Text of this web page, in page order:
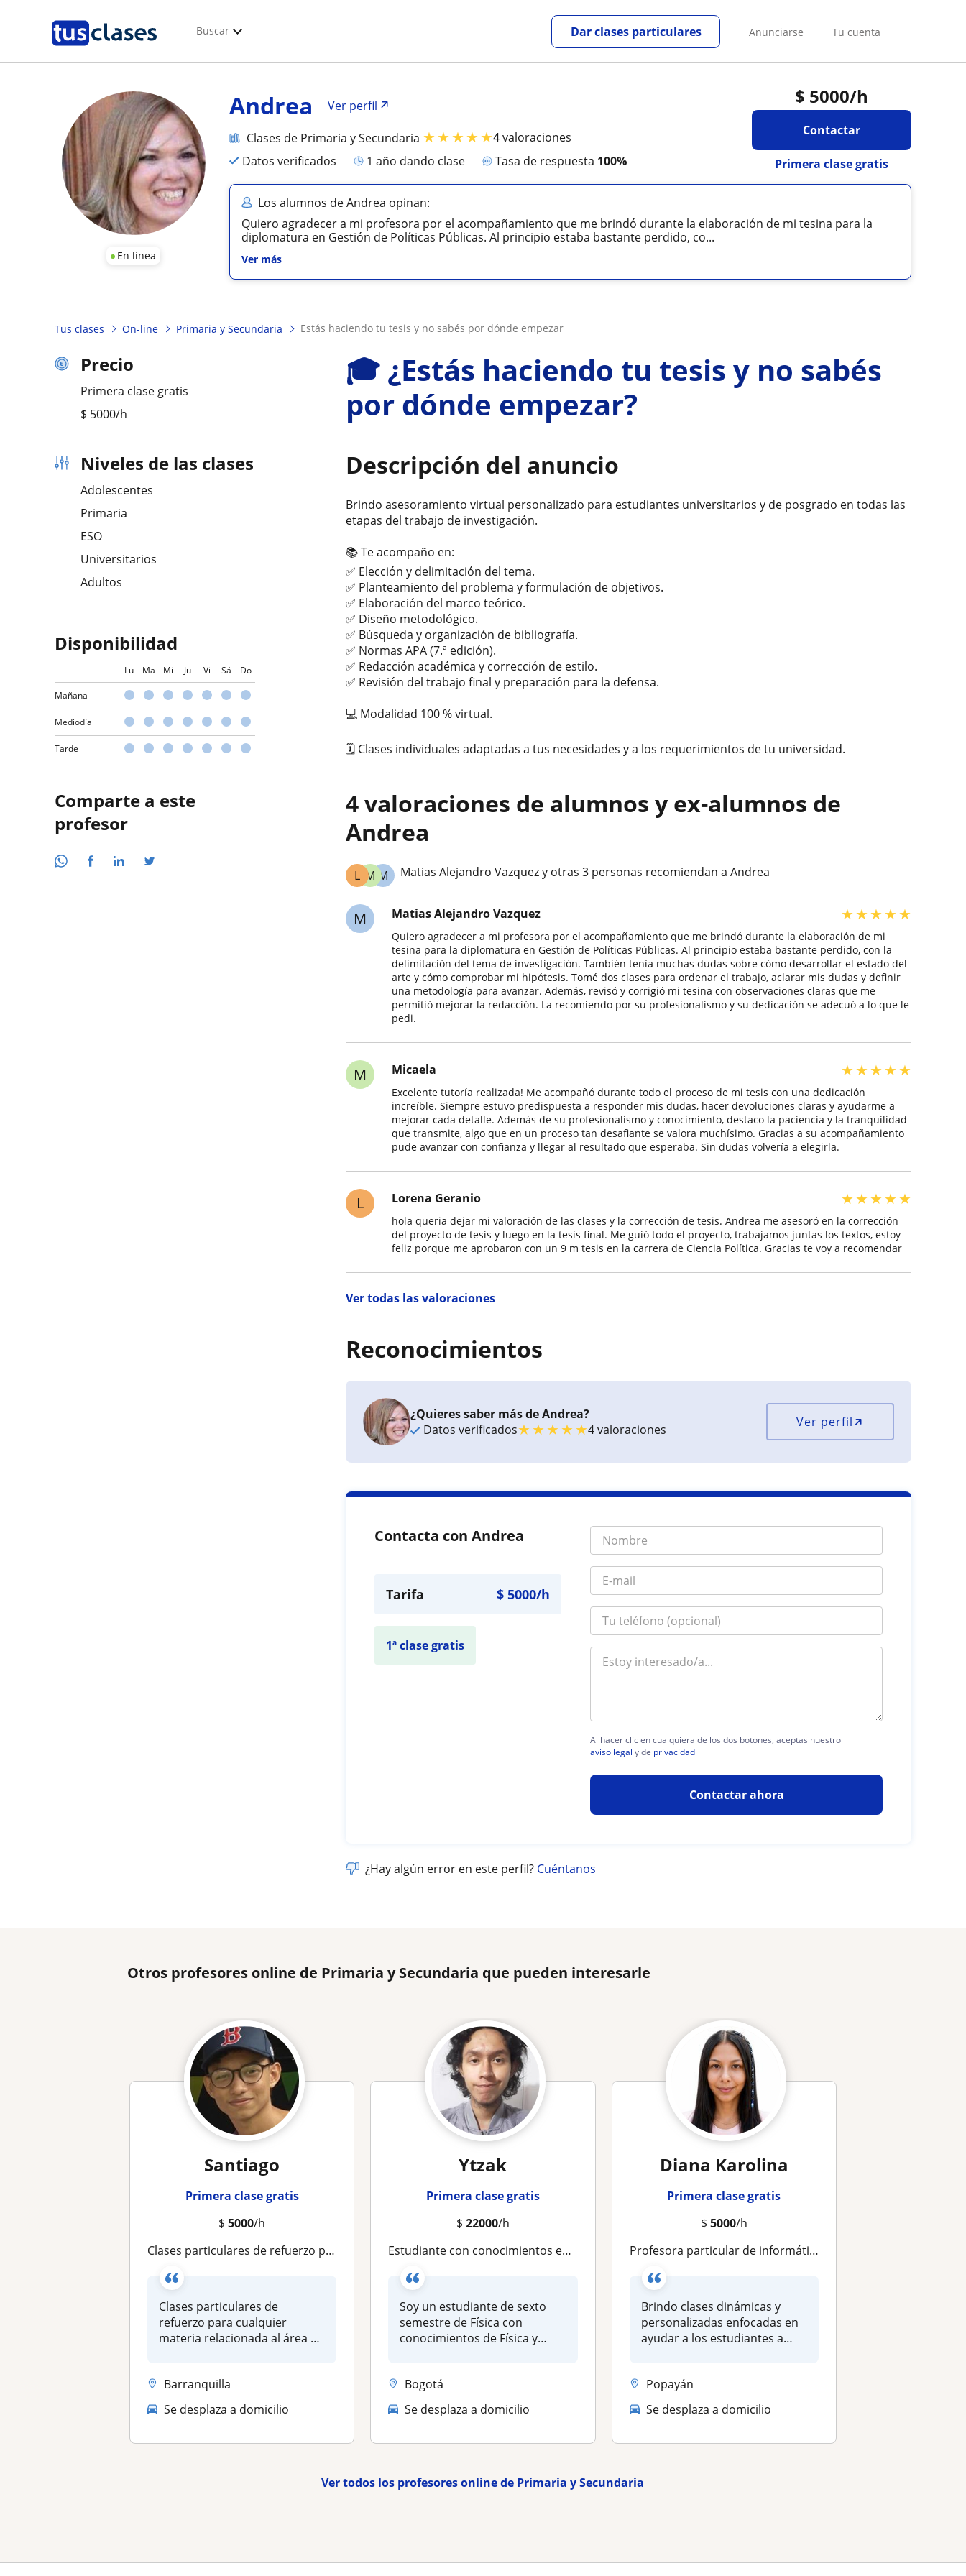
Buscar Anunciarse Tu cuenta
Dar clases particulares
En línea
$ 5000/h
Contactar
Primera clase gratis
Andrea Ver perfil
Clases de Primaria y Secundaria ★★★★★4 valoraciones
Datos verificados
1 año dando clase Tasa de respuesta 100%
Los alumnos de Andrea opinan:
Quiero agradecer a mi profesora por el acompañamiento que me brindó durante la elaboración de mi tesina para la
diplomatura en Gestión de Políticas Públicas. Al principio estaba bastante perdido, co...
Ver más
Tus clases On-line Primaria y Secundaria estás haciendo tu tesis y no sabés por dónde empezar
Precio
Primera clase gratis
$ 5000/h
Niveles de las clases
Adolescentes
Primaria
ESO
Universitarios
Adultos
Disponibilidad
Lu Ma Mi Ju Vi Sá Do
Mañana
Mediodía
Tarde
Comparte a este
profesor
🎓 ¿Estás haciendo tu tesis y no sabés
por dónde empezar?
Descripción del anuncio
Brindo asesoramiento virtual personalizado para estudiantes universitarios y de posgrado en todas las
etapas del trabajo de investigación.
📚 Te acompaño en:
✅ Elección y delimitación del tema.
✅ Planteamiento del problema y formulación de objetivos.
✅ Elaboración del marco teórico.
✅ Diseño metodológico.
✅ Búsqueda y organización de bibliografía.
✅ Normas APA (7.ª edición).
✅ Redacción académica y corrección de estilo.
✅ Revisión del trabajo final y preparación para la defensa.
💻 Modalidad 100 % virtual.
🗓️ Clases individuales adaptadas a tus necesidades y a los requerimientos de tu universidad.
4 valoraciones de alumnos y ex-alumnos de
Andrea
M
M
L Matias Alejandro Vazquez y otras 3 personas recomiendan a Andrea
M Matias Alejandro Vazquez ★★★★★
Quiero agradecer a mi profesora por el acompañamiento que me brindó durante la elaboración de mi
tesina para la diplomatura en Gestión de Políticas Públicas. Al principio estaba bastante perdido, con la
delimitación del tema de investigación. También tenía muchas dudas sobre cómo desarrollar el estado del
arte y cómo comprobar mi hipótesis. Tomé dos clases para ordenar el trabajo, aclarar mis dudas y definir
una metodología para avanzar. Además, revisó y corrigió mi tesina con observaciones claras que me
permitió mejorar la redacción. La recomiendo por su profesionalismo y su dedicación se adecuó a lo que le
pedi.
M Micaela ★★★★★
Excelente tutoría realizada! Me acompañó durante todo el proceso de mi tesis con una dedicación
increíble. Siempre estuvo predispuesta a responder mis dudas, hacer devoluciones claras y ayudarme a
mejorar cada detalle. Además de su profesionalismo y conocimiento, destaco la paciencia y la tranquilidad
que transmite, algo que en un proceso tan desafiante se valora muchísimo. Gracias a su acompañamiento
pude avanzar con confianza y llegar al resultado que esperaba. Sin dudas volvería a elegirla.
L Lorena Geranio ★★★★★
hola queria dejar mi valoración de las clases y la corrección de tesis. Andrea me asesoró en la corrección
del proyecto de tesis y luego en la tesis final. Me guió todo el proyecto, trabajamos juntas los textos, estoy
feliz porque me aprobaron con un 9 m tesis en la carrera de Ciencia Política. Gracias te voy a recomendar
Ver todas las valoraciones
Reconocimientos
¿Quieres saber más de Andrea?
Datos verificados★★★★★4 valoraciones Ver perfil
Contacta con Andrea
Tarifa $5000/h
1ª clase gratis
Al hacer clic en cualquiera de los dos botones, aceptas nuestro
aviso legal y de privacidad
Contactar ahora
¿Hay algún error en este perfil? Cuéntanos
Otros profesores online de Primaria y Secundaria que pueden interesarle
Santiago
Primera clase gratis
$5000/h
Clases particulares de refuerzo para cualquier materia relacionada al área de Humanidades, Matemáticas, Ciencias Básicas
Clases particulares de
refuerzo para cualquier
materia relacionada al área de
Barranquilla
Se desplaza a domicilio
Ytzak
Primera clase gratis
$ 22000/h
Estudiante con conocimientos en Matemáticas y Física para primaria, secundaria y primeros semestres de universidad
Soy un estudiante de sexto
semestre de Física con
conocimientos de Física y
Bogotá
Se desplaza a domicilio
Diana Karolina
Primera clase gratis
$ 5000/h
Profesora particular de informática y bases de datos – Clases dinámicas y apoyo académico
Brindo clases dinámicas y
personalizadas enfocadas en
ayudar a los estudiantes a
Popayán
Se desplaza a domicilio
Ver todos los profesores online de Primaria y Secundaria